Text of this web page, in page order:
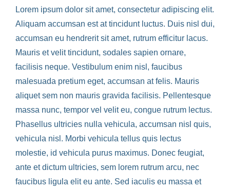
Lorem ipsum dolor sit amet, consectetur adipiscing elit.
Aliquam accumsan est at tincidunt luctus. Duis nisl dui,
accumsan eu hendrerit sit amet, rutrum efficitur lacus.
Mauris et velit tincidunt, sodales sapien ornare,
facilisis neque. Vestibulum enim nisl, faucibus
malesuada pretium eget, accumsan at felis. Mauris
aliquet sem non mauris gravida facilisis. Pellentesque
massa nunc, tempor vel velit eu, congue rutrum lectus.
Phasellus ultricies nulla vehicula, accumsan nisl quis,
vehicula nisl. Morbi vehicula tellus quis lectus
molestie, id vehicula purus maximus. Donec feugiat,
ante et dictum ultricies, sem lorem rutrum arcu, nec
faucibus ligula elit eu ante. Sed iaculis eu massa et